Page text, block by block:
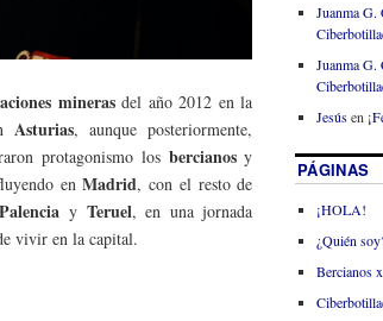
minerasdel año 2012 en la
Asturias, aunque posteriormente,
protagonismo los bercianosy
enMadrid, con el resto de
Palencia y Teruel, en una jornada
vivir en la capital.
Juanma G.
Juanma G.
Jesúsen
PÁGINAS
¡HOLA!
¿Quién
Bercianos